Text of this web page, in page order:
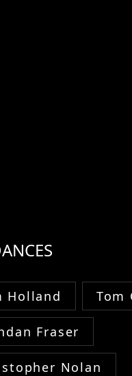
Holland Tom
Fraser
Nolan